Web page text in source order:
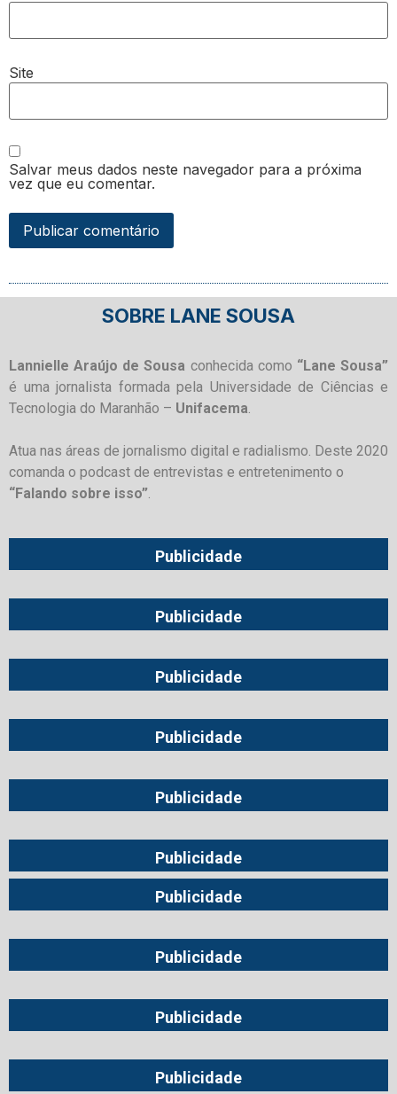
Site
Salvar meus dados neste navegador para a próxima
vez que eu comentar.
SOBRE LANE SOUSA
Lannielle Araújo de Sousa conhecida como “Lane Sousa”
é uma jornalista formada pela Universidade de Ciências e
Tecnologia do Maranhão – Unifacema.
Atua nas áreas de jornalismo digital e radialismo. Deste 2020
comanda o podcast de entrevistas e entretenimento o
“Falando sobre isso”.
Publicidade
Publicidade
Publicidade
Publicidade
Publicidade
Publicidade
Publicidade
Publicidade
Publicidade
Publicidade